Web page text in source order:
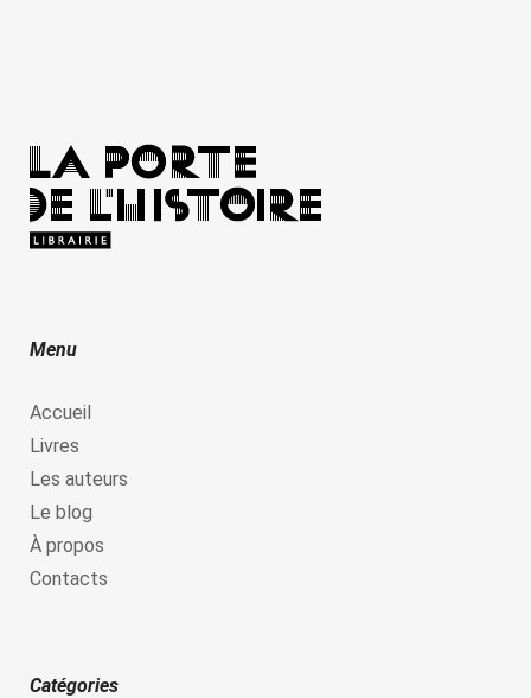
Menu
Accueil
Livres
Les auteurs
Le blog
À propos
Contacts
Catégories